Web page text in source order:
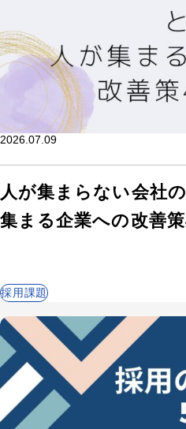
2026.07.09
人が集まらない会社
集まる企業への改善策
採用課題